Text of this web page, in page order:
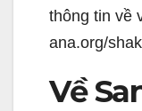
thông tin về
ana.org/
Về